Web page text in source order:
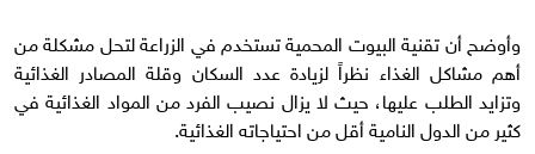
وأوضح أن تقنية البيوت المحمية تستخدم في الزراعة لتحل مشكلة من
أهم مشاكل الغذاء نظراً لزيادة عدد السكان وقلة المصادر الغذائية
وتزايد الطلب عليها، حيث لا يزال نصيب الفرد من المواد الغذائية في
كثير من الدول النامية أقل من احتياجاته الغذائية.